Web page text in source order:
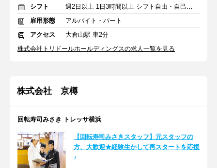
シフト
週2日以上 1日3時間以上 シフト自由・自己申告
雇用形態
アルバイト・パート
アクセス
大倉山駅 車2分
株式会社トリドールホールディングスの求人一覧を見る
株式会社 京樽
回転寿司みさき トレッサ横浜
【回転寿司みさきスタッフ】元スタッフの
方、大歓迎★経験生かして再スタートを応援
♪